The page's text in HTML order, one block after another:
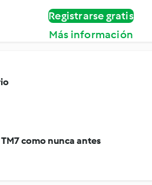
Registrarse gratis
Más información
como nunca antes